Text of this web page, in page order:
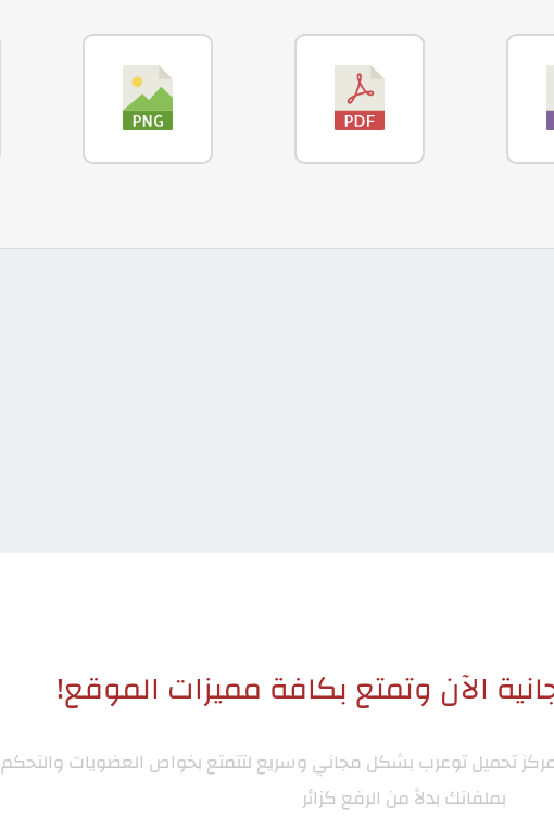
الآن وتمتع بكافة مميزات الموقع!
تحميل توعرببشكل مجاني وسريع لتتمتع بخواص العضويات والتحكم
بملفاتك بدلاً من الرفع كزائر